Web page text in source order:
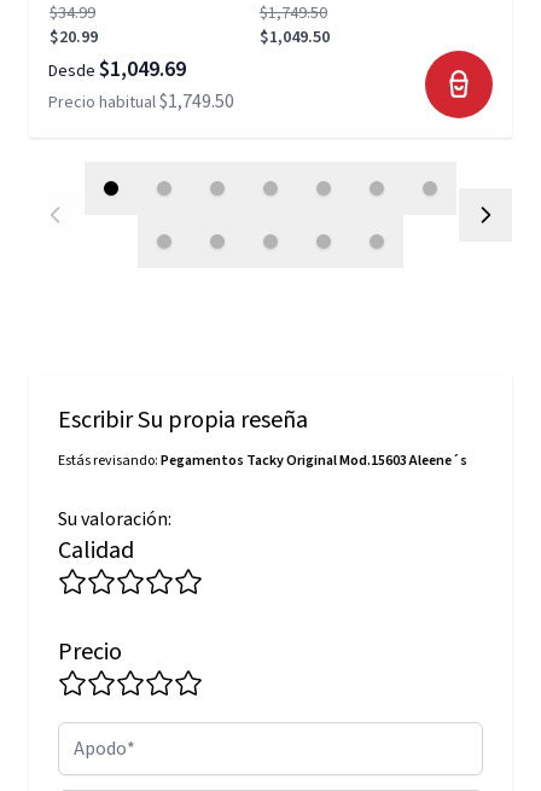
$34.99
$20.99
$1,749.50
$1,049.50
Desde $1,049.69
Precio habitual$1,749.50
Escribir Su propia reseña
Estás revisando:Pegamentos Tacky Original Mod.15603 Aleene´s
Su valoración:
Calidad
Precio
Apodo